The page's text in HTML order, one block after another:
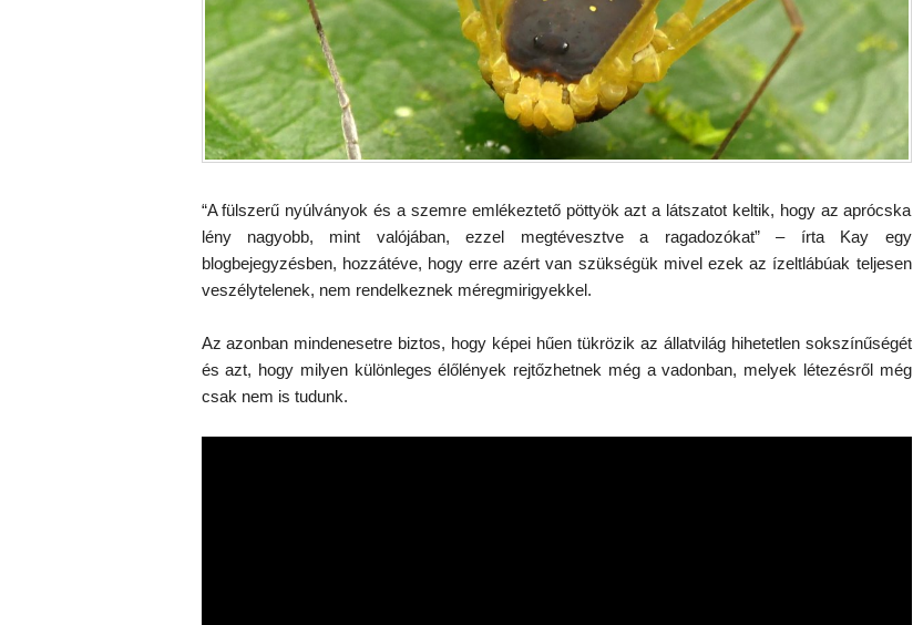
“A fülszerű nyúlványok és a szemre emlékeztető pöttyök azt a látszatot keltik, hogy az aprócska
lény nagyobb, mint valójában, ezzel megtévesztve a ragadozókat” – írta Kay egy
blogbejegyzésben, hozzátéve, hogy erre azért van szükségük mivel ezek az ízeltlábúak teljesen
veszélytelenek, nem rendelkeznek méregmirigyekkel.
Az azonban mindenesetre biztos, hogy képei hűen tükrözik az állatvilág hihetetlen sokszínűségét
és azt, hogy milyen különleges élőlények rejtőzhetnek még a vadonban, melyek létezésről még
csak nem is tudunk.